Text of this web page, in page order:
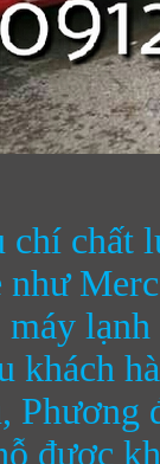
chất
như
máy
khách
Phương
được